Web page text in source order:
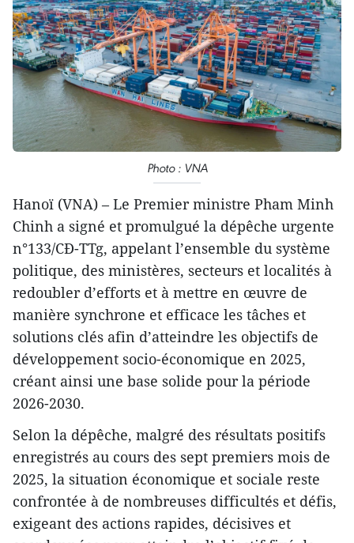
Photo : VNA
Hanoï (VNA) – Le Premier ministre Pham Minh
Chinh a signé et promulgué la dépêche urgente
n°133/CĐ-TTg, appelant l’ensemble du système
politique, des ministères, secteurs et localités à
redoubler d’efforts et à mettre en œuvre de
manière synchrone et efficace les tâches et
solutions clés afin d’atteindre les objectifs de
développement socio-économique en 2025,
créant ainsi une base solide pour la période
2026-2030.
Selon la dépêche, malgré des résultats positifs
enregistrés au cours des sept premiers mois de
2025, la situation économique et sociale reste
confrontée à de nombreuses difficultés et défis,
exigeant des actions rapides, décisives et